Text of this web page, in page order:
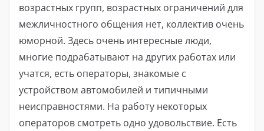
возрастных групп, возрастных ограничений для
межличностного общения нет, коллектив очень
юморной. Здесь очень интересные люди,
многие подрабатывают на других работах или
учатся, есть операторы, знакомые с
устройством автомобилей и типичными
неисправностями. На работу некоторых
операторов смотреть одно удовольствие. Есть